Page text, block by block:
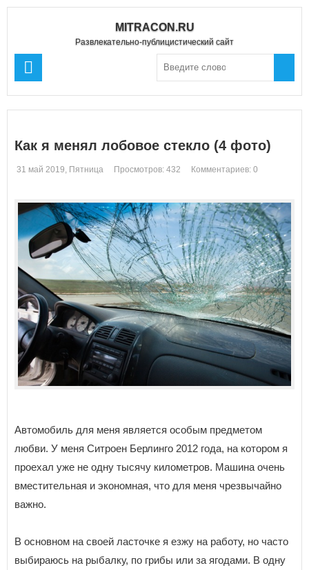
MITRACON.RU
Развлекательно-публицистический сайт
Как я менял лобовое стекло (4 фото)
31 май 2019, Пятница Просмотров: 432 Комментариев: 0
Автомобиль для меня является особым предметом
любви. У меня Ситроен Берлинго 2012 года, на котором я
проехал уже не одну тысячу километров. Машина очень
вместительная и экономная, что для меня чрезвычайно
важно.
В основном на своей ласточке я езжу на работу, но часто
выбираюсь на рыбалку, по грибы или за ягодами. В одну